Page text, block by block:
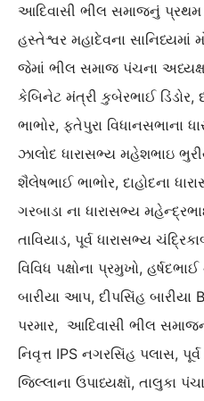
આદિવાસી ભીલ સમાજનું
હસ્તેશ્વર મહાદેવના સાનિધ્યમાં
જેમાં ભીલ સમાજ પંચના
કેબિનેટ મંત્રી કુબેરભાઈ
ભાભોર, ફતેપુરા વિધાનસભાના
ઝાલોદ ધારાસભ્ય મહેશભાઇ
શૈલેષભાઈ ભાભોર, દાહોદના
ગરબાડા ના ધારાસભ્ય
તાવિયાડ, પૂર્વ ધારાસભ્ય
વિવિધ પક્ષોના પ્રમુખો,
બારીયા આપ, દીપસિંહ બારીયા
પરમાર, આદિવાસી ભીલ
નિવૃત્ત IPS નગરસિંહ પલાસ,
જિલ્લાના ઉપાધ્યક્ષૉ, તાલુકા